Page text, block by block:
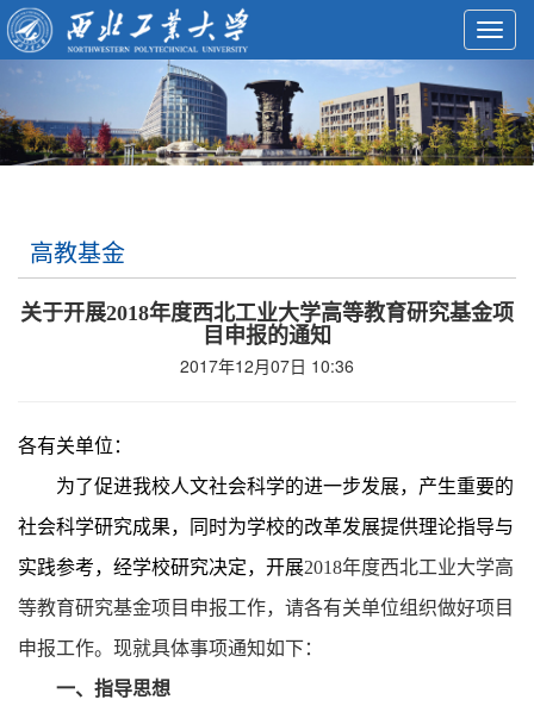
高教基金
关于开展2018年度西北工业大学高等教育研究基金项
目申报的通知
2017年12月07日 10:36
各有关单位：
为了促进我校人文社会科学的进一步发展，产生重要的
社会科学研究成果，同时为学校的改革发展提供理论指导与
实践参考，经学校研究决定，开展2018年度西北工业大学高
等教育研究基金项目申报工作，请各有关单位组织做好项目
申报工作。现就具体事项通知如下：
一、指导思想